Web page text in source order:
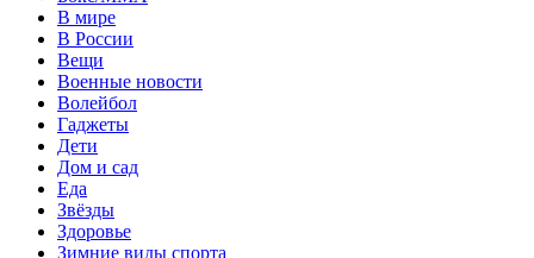
В мире
В России
Вещи
Военные новости
Волейбол
Гаджеты
Дети
Дом и сад
Еда
Звёзды
Здоровье
Зимние виды спорта